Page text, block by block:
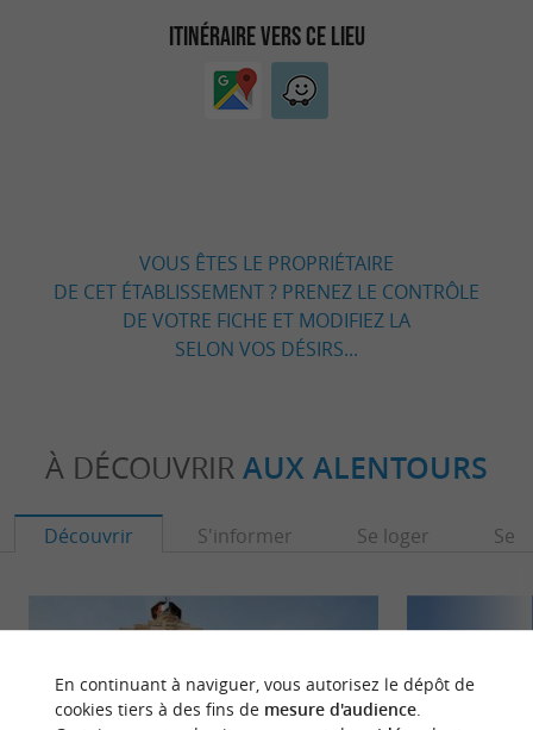
ITINÉRAIRE VERS CE LIEU
VOUS ÊTES LE PROPRIÉTAIRE
DE CET ÉTABLISSEMENT ? PRENEZ LE CONTRÔLE
DE VOTRE FICHE ET MODIFIEZ LA
SELON VOS DÉSIRS...
À DÉCOUVRIR AUX ALENTOURS
Découvrir S'informer Se loger Se
En continuant à naviguer, vous autorisez le dépôt de
cookies tiers à des fins de mesure d'audience.